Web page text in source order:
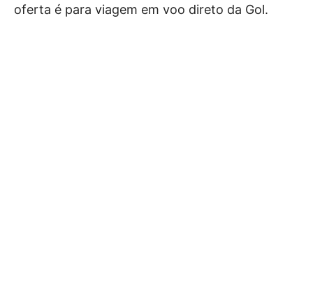
oferta é para viagem em voo direto da Gol.